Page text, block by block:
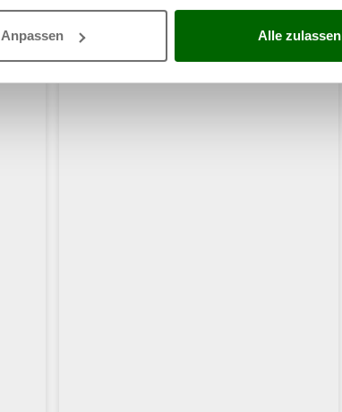
Anpassen Alle zulassen